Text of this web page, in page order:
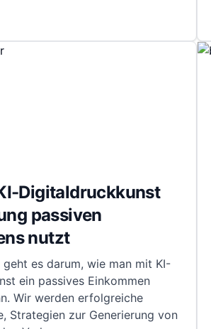
Digitaldruckkunst
passiven
nutzt
geht es darum, wie man mit KI-
ein passives Einkommen
Wir werden erfolgreiche
Strategien zur Generierung von